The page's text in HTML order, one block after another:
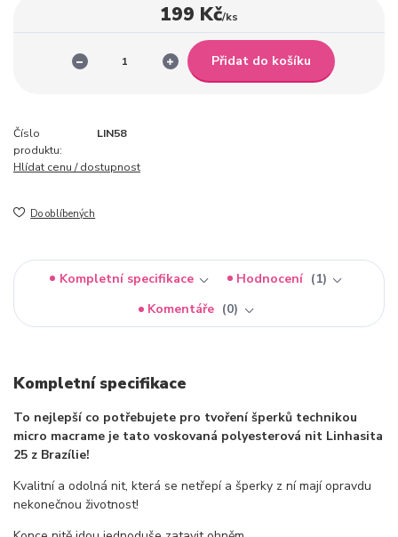
199 Kč/ks
Přidat do košíku
Číslo
produktu:
LIN58
Hlídat cenu / dostupnost
Do oblíbených
Kompletní specifikace Hodnocení
1
Komentáře
0
Kompletní specifikace
To nejlepší co potřebujete pro tvoření šperků technikou
micro macrame je tato voskovaná polyesterová nit Linhasita
25 z Brazílie!
Kvalitní a odolná nit, která se netřepí a šperky z ní mají opravdu
nekonečnou životnost!